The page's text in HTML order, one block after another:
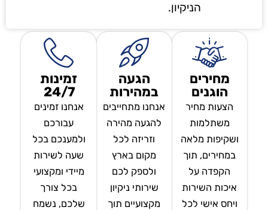
הניקיון.
מחירים
הוגנים
הצעות מחיר
משתלמות
ושקיפות מלאה
במחירים, תוך
הקפדה על
איכות השירות
ויחס אישי לכל
הגעה
במהירות
אנחנו מתחייבים
להגעה מהירה
וזריזה לכל
מקום בארץ
ולספק לכם
שירותי ניקיון
מקצועיים תוך
זמינות
24/7
אנחנו זמינים
עבורכם
ולמענכם בכל
שעה לשירות
מיידי ומקצועי
בכל צורך
שלכם, נשמח